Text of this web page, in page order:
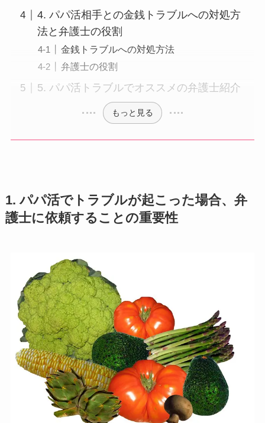
4. パパ活相手との金銭トラブルへの対処方
法と弁護士の役割
金銭トラブルへの対処方法
弁護士の役割
5. パパ活トラブルでオススメの弁護士紹介
もっと見る
1. パパ活でトラブルが起こった場合、弁
護士に依頼することの重要性